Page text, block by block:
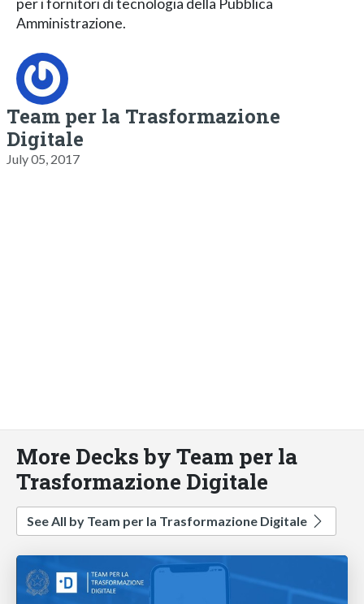
per i fornitori di tecnologia della Pubblica
Amministrazione.
Team per la Trasformazione
Digitale
July 05, 2017
More Decks by Team per la
Trasformazione Digitale
See All by Team per la Trasformazione Digitale